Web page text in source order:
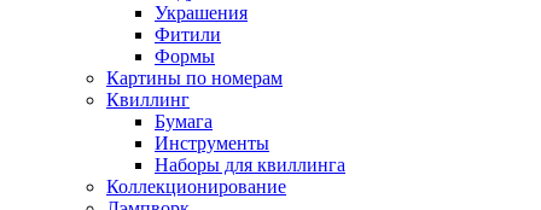
Украшения
Фитили
Формы
Картины по номерам
Квиллинг
Бумага
Инструменты
Наборы для квиллинга
Коллекционирование